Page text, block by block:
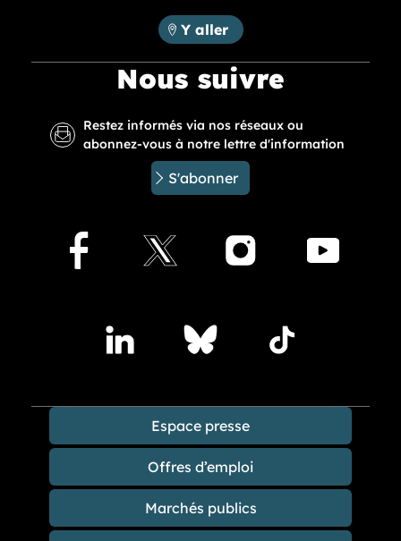
Métropole Rouen Normandie :
Y aller
Nous suivre
Restez informés via nos réseaux ou
abonnez-vous à notre lettre d'information
S'abonner
Facebook
X Instagram
LindedinBlueskyTikTok
Espace presse
Offres d’emploi
Marchés publics